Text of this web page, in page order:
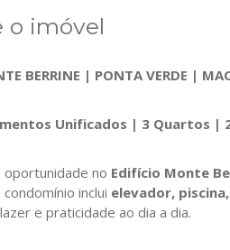
o imóvel
BERRINE | PONTA VERDE |
Unificados | 3 Quartos |
oportunidade no Edifício Monte
condomínio inclui elevador,
e praticidade ao dia a dia.